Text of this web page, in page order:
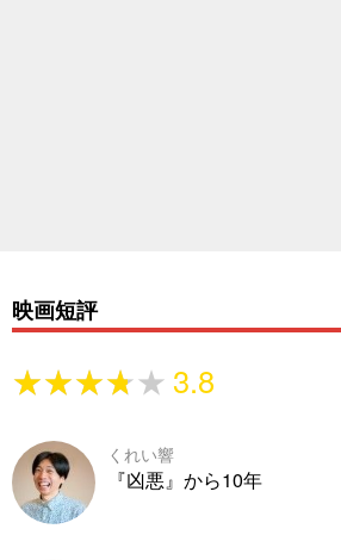
映画短評
★★★★★
★★★★★ 3.8
くれい響
『凶悪』から10年